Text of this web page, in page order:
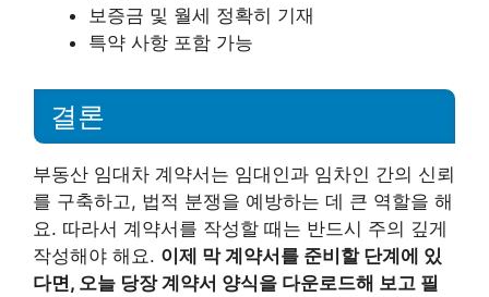
보증금 및 월세 정확히 기재
특약 사항 포함 가능
결론
부동산 임대차 계약서는 임대인과 임차인 간의 신뢰
를 구축하고, 법적 분쟁을 예방하는 데 큰 역할을 해
요. 따라서 계약서를 작성할 때는 반드시 주의 깊게
작성해야 해요. 이제 막 계약서를 준비할 단계에 있
다면, 오늘 당장 계약서 양식을 다운로드해 보고 필